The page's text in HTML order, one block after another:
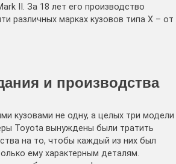
II. За 18 лет его производство
различных марках кузовов типа X – от
и производства
кузовами не одну, а целых три модели
Toyota вынуждены были тратить
на то, чтобы каждый из них был
ему характерным деталям.